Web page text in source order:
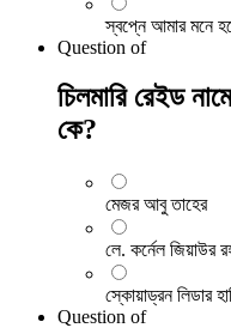
স্বপ্নে আমার মনে
Question of
চিলমারি রেইড
কে?
মেজর আবু তাহের
লে. কর্নেল জিয়াউর
স্কোয়াড্রন লিডার
Question of